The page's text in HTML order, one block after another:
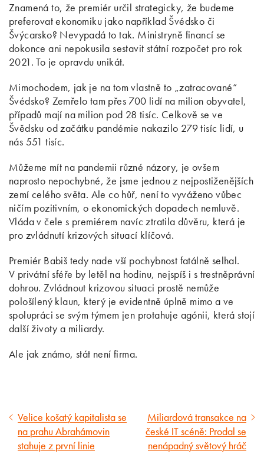
Znamená to, že premiér určil strategicky, že budeme
preferovat ekonomiku jako například Švédsko či
Švýcarsko? Nevypadá to tak. Ministryně financí se
dokonce ani nepokusila sestavit státní rozpočet pro rok
2021. To je opravdu unikát.
Mimochodem, jak je na tom vlastně to „zatracované“
Švédsko? Zemřelo tam přes 700 lidí na milion obyvatel,
případů mají na milion pod 28 tisíc. Celkově se ve
Švědsku od začátku pandémie nakazilo 279 tisíc lidí, u
nás 551 tisíc.
Můžeme mít na pandemii různé názory, je ovšem
naprosto nepochybné, že jsme jednou z nejpostiženějších
zemí celého světa. Ale co hůř, není to vyváženo vůbec
ničím pozitivním, o ekonomických dopadech nemluvě.
Vláda v čele s premiérem navíc ztratila důvěru, která je
pro zvládnutí krizových situací klíčová.
Premiér Babiš tedy nade vší pochybnost fatálně selhal.
V privátní sféře by letěl na hodinu, nejspíš i s trestněprávní
dohrou. Zvládnout krizovou situaci prostě nemůže
pološílený klaun, který je evidentně úplně mimo a ve
spolupráci se svým týmem jen protahuje agónii, která stojí
další životy a miliardy.
Ale jak známo, stát není firma.
Předcházející
článek
Velice košatý kapitalista se
na prahu Abrahámovin
stahuje z první linie
Následující
článek
Miliardová transakce na
české IT scéně: Prodal se
nenápadný světový hráč